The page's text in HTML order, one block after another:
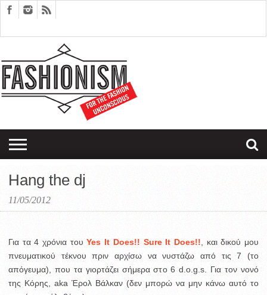
EDITORIALS
COUPLES
THERAPY
SARTORIAGRAM
Hang the dj
11/05/2012
Για τα 4 χρόνια τουYes It Does!! Sure It Does!! , και δικού μου
πνευματικού τέκνου πριν αρχίσω να νυστάζω από τις 7 (το
απόγευμα), που τα γιορτάζει σήμερα στο 6 d.o.g.s. Για τον νονό
της Κόρης, aka Έρολ Βάλκαν (δεν μπορώ να μην κάνω αυτό το